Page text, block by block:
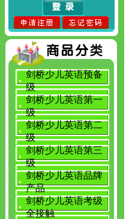
剑桥少儿英语预备
级
剑桥少儿英语第一
级
剑桥少儿英语第二
级
剑桥少儿英语第三
级
剑桥少儿英语品牌
产品
剑桥少儿英语考级
全接触